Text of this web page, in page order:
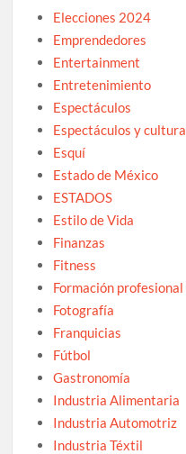
Elecciones 2024
Emprendedores
Entertainment
Entretenimiento
Espectáculos
Espectáculos y cultura
Esquí
Estado de México
ESTADOS
Estilo de Vida
Finanzas
Fitness
Formación profesional
Fotografía
Franquicias
Fútbol
Gastronomía
Industria Alimentaria
Industria Automotriz
Industria Téxtil